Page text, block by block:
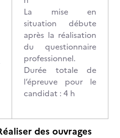
La mise en
situation débute
après la réalisation
du questionnaire
professionnel.
Durée totale de
l’épreuve pour le
candidat : 4 h
des ouvrages